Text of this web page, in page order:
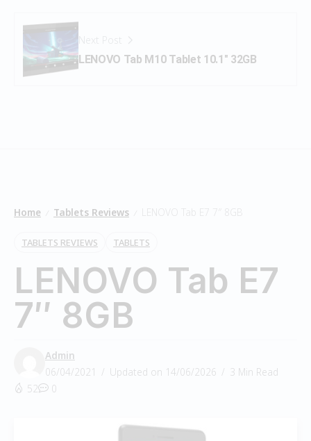
Next Post
LENOVO Tab M10 Tablet 10.1″ 32GB
Home Tablets Reviews LENOVO Tab E7 7″ 8GB
TABLETS REVIEWS TABLETS
LENOVO Tab E7
7″ 8GB
Admin
06/04/2021
Updated on 14/06/2026
3 Min Read
52
0